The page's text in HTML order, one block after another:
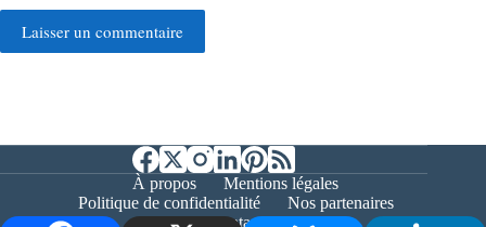
Laisser un commentaire
À propos
Mentions légales
Politique de confidentialité
Nos partenaires
Contact